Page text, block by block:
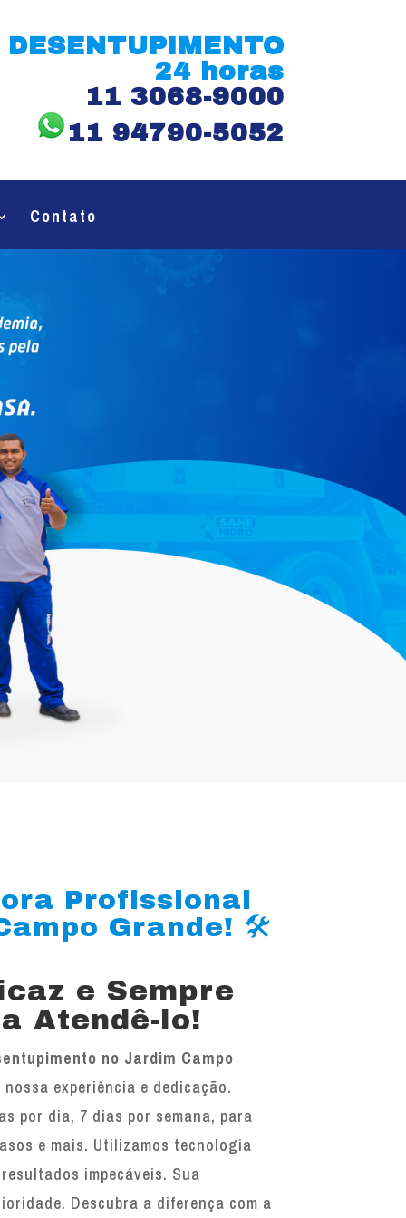
DESENTUPIMENTO
24 horas
11 3068-9000
11 94790-5052
Contato
Profissional
Grande! 🛠️
e Sempre
Atendê-lo!
no Jardim Campo
experiência e dedicação.
por dia, 7 dias por semana, para
e mais. Utilizamos tecnologia
impecáveis. Sua
Descubra a diferença com a